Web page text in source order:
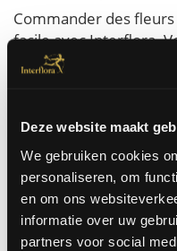
Deze website maakt
We gebruiken cookies
personaliseren, om
en om ons
informatie over uw
partners voor social
Commander des
facile avec Interflora.
meilleures fleurs qui
occasions. Pour un
rétablissement, juste